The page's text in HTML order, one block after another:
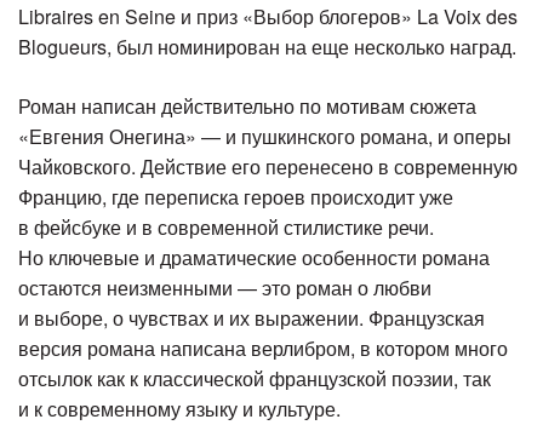
Libraires en Seine и приз «Выбор блогеров» La Voix des
Blogueurs, был номинирован на еще несколько наград.
Роман написан действительно по мотивам сюжета
«Евгения Онегина» — и пушкинского романа, и оперы
Чайковского. Действие его перенесено в современную
Францию, где переписка героев происходит уже
в фейсбуке и в современной стилистике речи.
Но ключевые и драматические особенности романа
остаются неизменными — это роман о любви
и выборе, о чувствах и их выражении. Французская
версия романа написана верлибром, в котором много
отсылок как к классической французской поэзии, так
и к современному языку и культуре.